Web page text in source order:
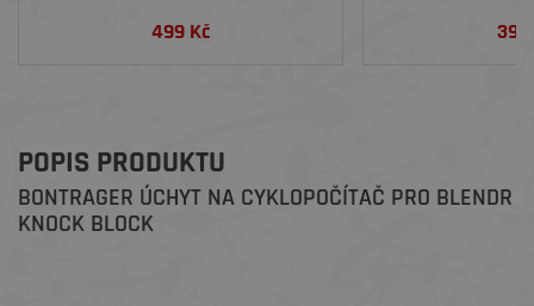
499 Kč 399
POPIS PRODUKTU
BONTRAGER ÚCHYT NA CYKLOPOČÍTAČ PRO BLENDR
KNOCK BLOCK